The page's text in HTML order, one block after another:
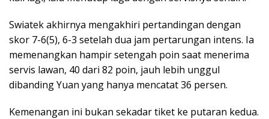
Swiatek akhirnya mengakhiri pertandingan dengan
skor 7-6(5), 6-3 setelah dua jam pertarungan intens. Ia
memenangkan hampir setengah poin saat menerima
servis lawan, 40 dari 82 poin, jauh lebih unggul
dibanding Yuan yang hanya mencatat 36 persen.
Kemenangan ini bukan sekadar tiket ke putaran kedua.